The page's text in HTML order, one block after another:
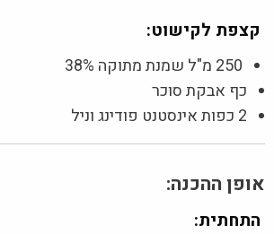
קצפת לקישוט:
250 מ"ל שמנת מתוקה 38%
כף אבקת סוכר
2 כפות אינסטנט פודינג וניל
אופן ההכנה:
התחתית: